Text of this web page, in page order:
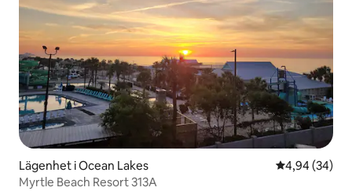
Lägenhet i Ocean Lakes 4,94 av 5 i
4,94 (34)
Myrtle Beach Resort 313A